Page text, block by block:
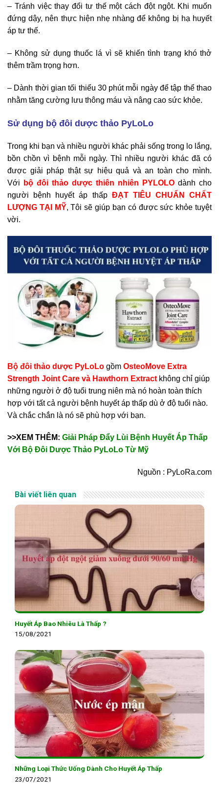
– Tránh việc thay đổi tư thế một cách đột ngột. Khi muốn
đứng dậy, nên thực hiện nhẹ nhàng để không bị hạ huyết
áp tư thế.
– Không sử dụng thuốc lá vì sẽ khiến tình trạng khó thở
thêm trầm trọng hơn.
– Dành thời gian tối thiểu 30 phút mỗi ngày để tập thể thao
nhằm tăng cường lưu thông máu và nâng cao sức khỏe.
Sử dụng bộ đôi dược thảo PyLoLo
Trong khi bạn và nhiều người khác phải sống trong lo lắng,
bồn chồn vì bệnh mỗi ngày. Thì nhiều người khác đã có
được giải pháp thật sự hiệu quả và an toàn cho mình.
Với
bộ đôi thảo dược thiên nhiên PYLOLO dành cho
người bệnh huyết áp thấp ĐẠT TIÊU CHUẨN CHẤT
LƯỢNG TẠI MỸ, Tôi sẽ giúp bạn có được sức khỏe tuyệt
vời.
Bộ đôi thảo dược PyLoLo gồm OsteoMove Extra
Strength Joint Care và Hawthorn Extract không chỉ giúp
những người ở độ tuổi trung niên mà nó hoàn toàn thích
hợp với tất cả người bệnh huyết áp thấp dù ở độ tuổi nào.
Và chắc chắn là nó sẽ phù hợp với bạn.
>>XEM THÊM: Giải Pháp Đẩy Lùi Bệnh Huyết Áp Thấp
Với Bộ Đôi Dược Thảo PyLoLo Từ Mỹ
Nguồn : PyLoRa.com
Bài viết liên quan
Huyết Áp Bao Nhiêu Là Thấp ?
15/08/2021
Những Loại Thức Uống Dành Cho Huyết Áp Thấp
23/07/2021